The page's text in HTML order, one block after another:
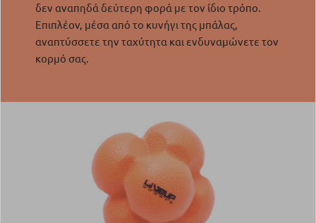
δεν αναπηδά δεύτερη φορά με τον ίδιο τρόπο.
Επιπλέον, μέσα από το κυνήγι της μπάλας,
αναπτύσσετε την ταχύτητα και ενδυναμώνετε τον
κορμό σας.